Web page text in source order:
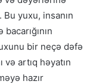
Bu yuxu, insanın
bir neçə dəfə
artıq həyatın
hazır